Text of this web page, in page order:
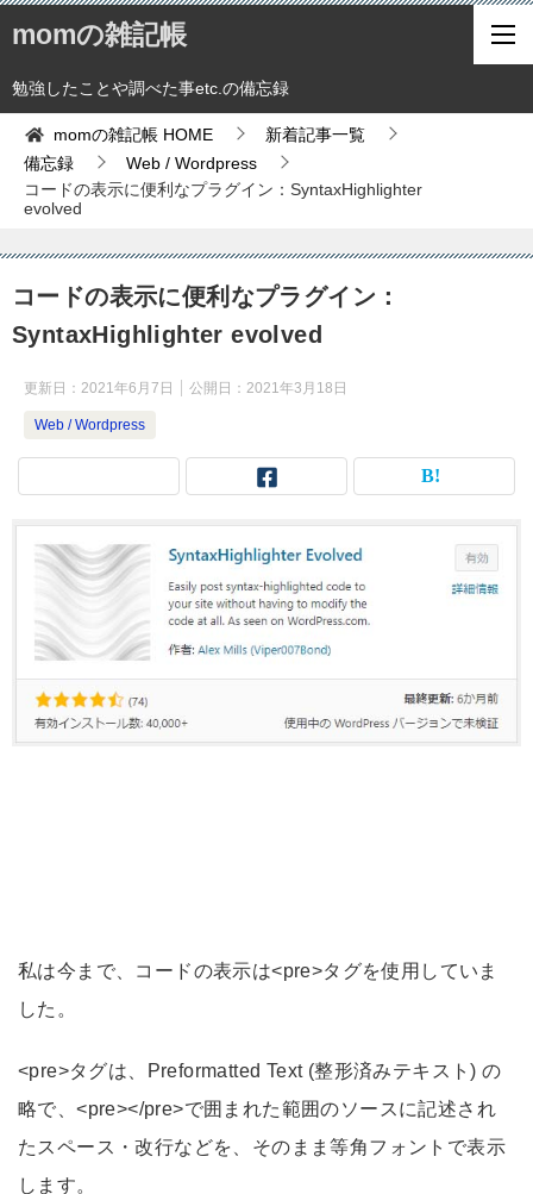
momの雑記帳
勉強したことや調べた事etc.の備忘録
momの雑記帳 HOME
新着記事一覧
備忘録
Web / Wordpress
コードの表示に便利なプラグイン：SyntaxHighlighter
evolved
コードの表示に便利なプラグイン：
SyntaxHighlighter evolved
更新日： 2021年6月7日 公開日： 2021年3月18日
Web / Wordpress
私は今まで、コードの表示は<pre>タグを使用していま
した。
<pre>タグは、Preformatted Text (整形済みテキスト) の
略で、<pre></pre>で囲まれた範囲のソースに記述され
たスペース・改行などを、そのまま等角フォントで表示
します。